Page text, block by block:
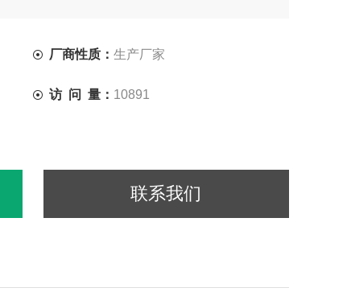
厂商性质： 生产厂家
访 问 量： 10891
联系我们